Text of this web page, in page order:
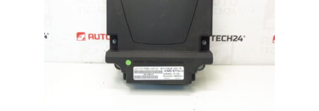
Procedimiento de Reclamación